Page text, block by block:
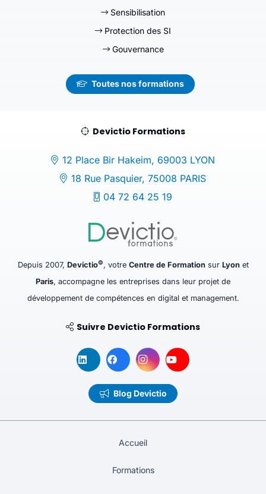
Sensibilisation
Protection des SI
Gouvernance
Toutes nos formations
Devictio Formations
12 Place Bir Hakeim, 69003 LYON
18 Rue Pasquier, 75008 PARIS
04 72 64 25 19
Depuis 2007, Devictio©, votre Centre de Formationsur Lyonet
Paris, accompagne les entreprises dans leur projet de
développement de compétences en digital et management.
Suivre Devictio Formations
Blog Devictio
Accueil
Formations